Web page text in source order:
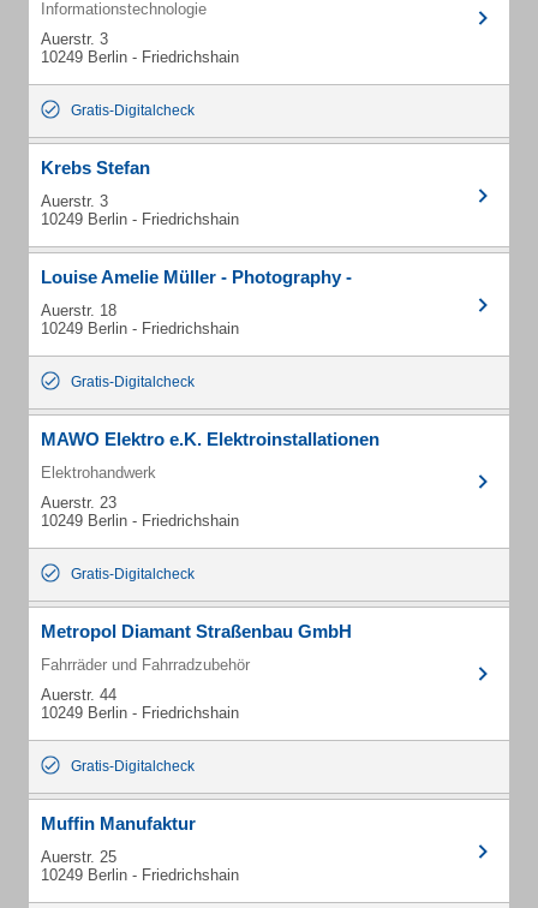
Informationstechnologie
Auerstr. 3
10249 Berlin - Friedrichshain
Gratis-Digitalcheck
Krebs Stefan
Auerstr. 3
10249 Berlin - Friedrichshain
Louise Amelie Müller - Photography -
Auerstr. 18
10249 Berlin - Friedrichshain
Gratis-Digitalcheck
MAWO Elektro e.K. Elektroinstallationen
Elektrohandwerk
Auerstr. 23
10249 Berlin - Friedrichshain
Gratis-Digitalcheck
Metropol Diamant Straßenbau GmbH
Fahrräder und Fahrradzubehör
Auerstr. 44
10249 Berlin - Friedrichshain
Gratis-Digitalcheck
Muffin Manufaktur
Auerstr. 25
10249 Berlin - Friedrichshain